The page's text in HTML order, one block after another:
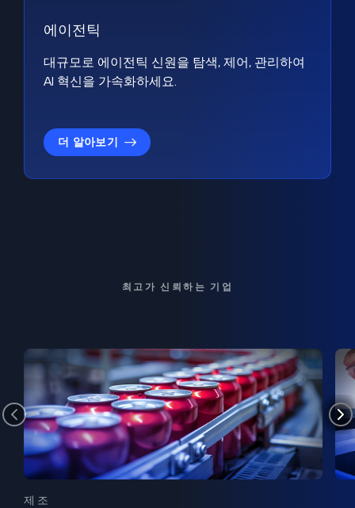
에이전틱
대규모로 에이전틱 신원을 탐색, 제어, 관리하여
AI 혁신을 가속화하세요.
더 알아보기
최고가 신뢰하는 기업
제조